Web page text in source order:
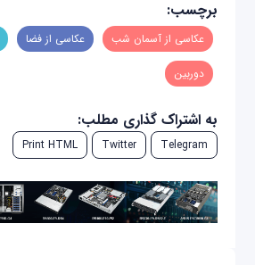
برچسب:
عکاسی از آسمان شب عکاسی از فضا
دوربین
به اشتراک گذاری مطلب:
Telegram
Twitter
Print HTML